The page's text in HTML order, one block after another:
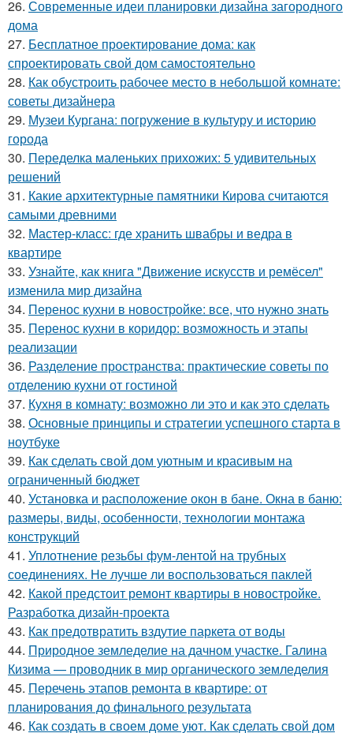
26. Современные идеи планировки дизайна загородного
дома
27. Бесплатное проектирование дома: как
спроектировать свой дом самостоятельно
28. Как обустроить рабочее место в небольшой комнате:
советы дизайнера
29. Музеи Кургана: погружение в культуру и историю
города
30. Переделка маленьких прихожих: 5 удивительных
решений
31. Какие архитектурные памятники Кирова считаются
самыми древними
32. Мастер-класс: где хранить швабры и ведра в
квартире
33. Узнайте, как книга "Движение искусств и ремёсел"
изменила мир дизайна
34. Перенос кухни в новостройке: все, что нужно знать
35. Перенос кухни в коридор: возможность и этапы
реализации
36. Разделение пространства: практические советы по
отделению кухни от гостиной
37. Кухня в комнату: возможно ли это и как это сделать
38. Основные принципы и стратегии успешного старта в
ноутбуке
39. Как сделать свой дом уютным и красивым на
ограниченный бюджет
40. Установка и расположение окон в бане. Окна в баню:
размеры, виды, особенности, технологии монтажа
конструкций
41. Уплотнение резьбы фум-лентой на трубных
соединениях. Не лучше ли воспользоваться паклей
42. Какой предстоит ремонт квартиры в новостройке.
Разработка дизайн-проекта
43. Как предотвратить вздутие паркета от воды
44. Природное земледелие на дачном участке. Галина
Кизима — проводник в мир органического земледелия
45. Перечень этапов ремонта в квартире: от
планирования до финального результата
46. Как создать в своем доме уют. Как сделать свой дом